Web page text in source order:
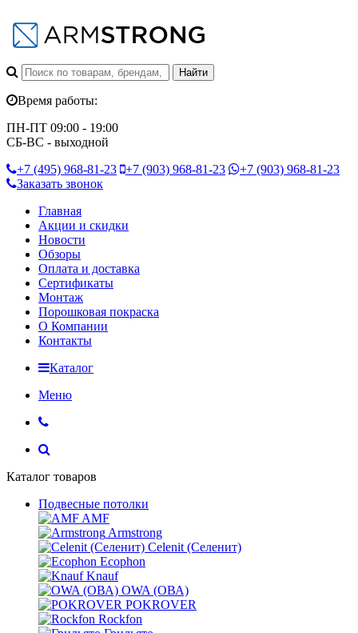
Время работы:
ПН-ПТ 09:00 - 19:00
СБ-ВС - выходной
+7 (495) 968-81-23 +7 (903) 968-81-23 +7 (903) 968-81-23
Заказать звонок
Главная
Акции и скидки
Новости
Обзоры
Оплата и доставка
Сертификаты
Монтаж
Порошковая покраска
О Компании
Контакты
Каталог
Меню
Каталог товаров
Подвесные потолки
AMF
Armstrong
Celenit (Селенит)
Ecophon
Knauf
OWA (ОВА)
POKROVER
Rockfon